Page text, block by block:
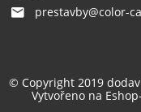
prestavby@color-
© Copyright 2019
Vytvořeno na